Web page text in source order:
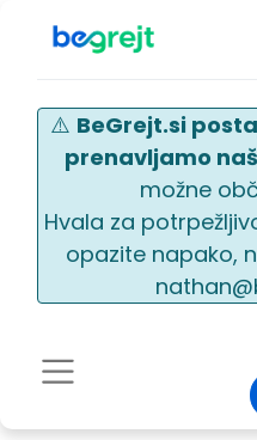
⚠️ BeGrejt.si
prenavljamo
možne
Hvala za
opazite napako,